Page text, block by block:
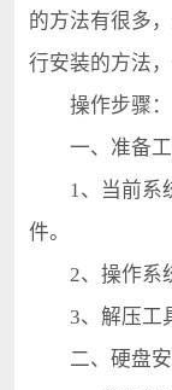
的方法有很多
行安装的方法
操作步骤：
一、准备工
1、当前系统
件。
2、操作系统
3、解压工具
二、硬盘安